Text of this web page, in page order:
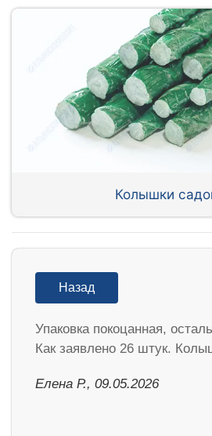
Колышки
Назад
Упаковка покоцанная,
Как заявлено 26 штук.
Елена Р., 09.05.2026